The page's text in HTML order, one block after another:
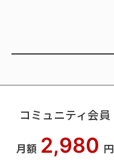
コミュニティ会員
月額 2,980 円